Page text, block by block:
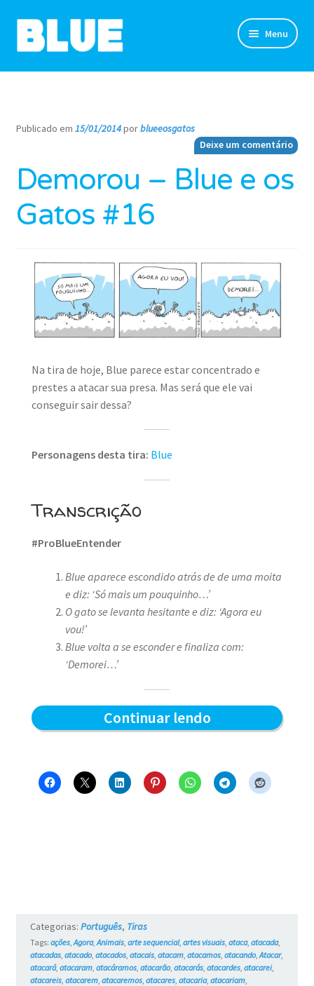
Pular
para
Pular
para
Menu
TIRINHAS
SOBRE
CLUBE DO BLUE
CONTATO
MINHA CONTA
CARRINHO
Search
for:
Publicado em 15/01/2014porblueeosgatos
Deixe um comentário
Demorou – Blue e os
Gatos #16
Na tira de hoje, Blue parece estar concentrado e
prestes a atacar sua presa. Mas será que ele vai
conseguir sair dessa?
Personagens desta tira: Blue
Transcrição
#ProBlueEntender
Blue aparece escondido atrás de de uma moita
e diz: ‘Só mais um pouquinho…’
O gato se levanta hesitante e diz: ‘Agora eu
vou!’
Blue volta a se esconder e finaliza com:
‘Demorei…’
Continuar lendoDemorou
e
Categorias: Português, Tiras
Tags: ações, Agora, Animais, arte sequencial, artes visuais, ataca, atacada,
atacadas, atacado, atacados, atacais, atacam, atacamos, atacando, Atacar,
atacará, atacaram, atacáramos, atacarão, atacarás, atacardes, atacarei,
atacareis, atacarem, atacaremos, atacares, atacaria, atacariam,